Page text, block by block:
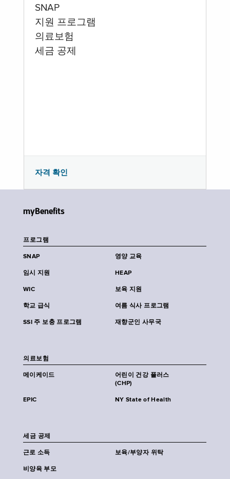
SNAP
지원 프로그램
의료보험
세금 공제
자격 확인
myBenefits
프로그램
SNAP 영양 교육
임시 지원 HEAP
WIC 보육 지원
학교 급식 여름 식사 프로그램
SSI 주 보충 프로그램 재향군인 사무국
의료보험
메이케이드
어린이 건강 플러스
(CHP)
EPIC NY State of Health
세금 공제
근로 소득 보육/부양자 위탁
비양육 부모